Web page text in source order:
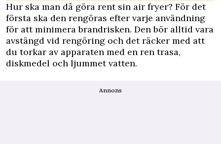
Hur ska man då göra rent sin air fryer? För det
första ska den rengöras efter varje användning
för att minimera brandrisken. Den bör alltid vara
avstängd vid rengöring och det räcker med att
du torkar av apparaten med en ren trasa,
diskmedel och ljummet vatten.
Annons